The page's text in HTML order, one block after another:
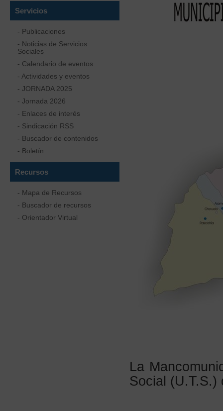
Servicios
- Publicaciones
- Noticias de Servicios
Sociales
- Calendario de eventos
- Actividades y eventos
- JORNADA 2025
- Jornada 2026
- Enlaces de interés
- Sindicación RSS
- Buscador de contenidos
- Boletín
Recursos
- Mapa de Recursos
- Buscador de recursos
- Orientador Virtual
La
Social (U.T.S.)